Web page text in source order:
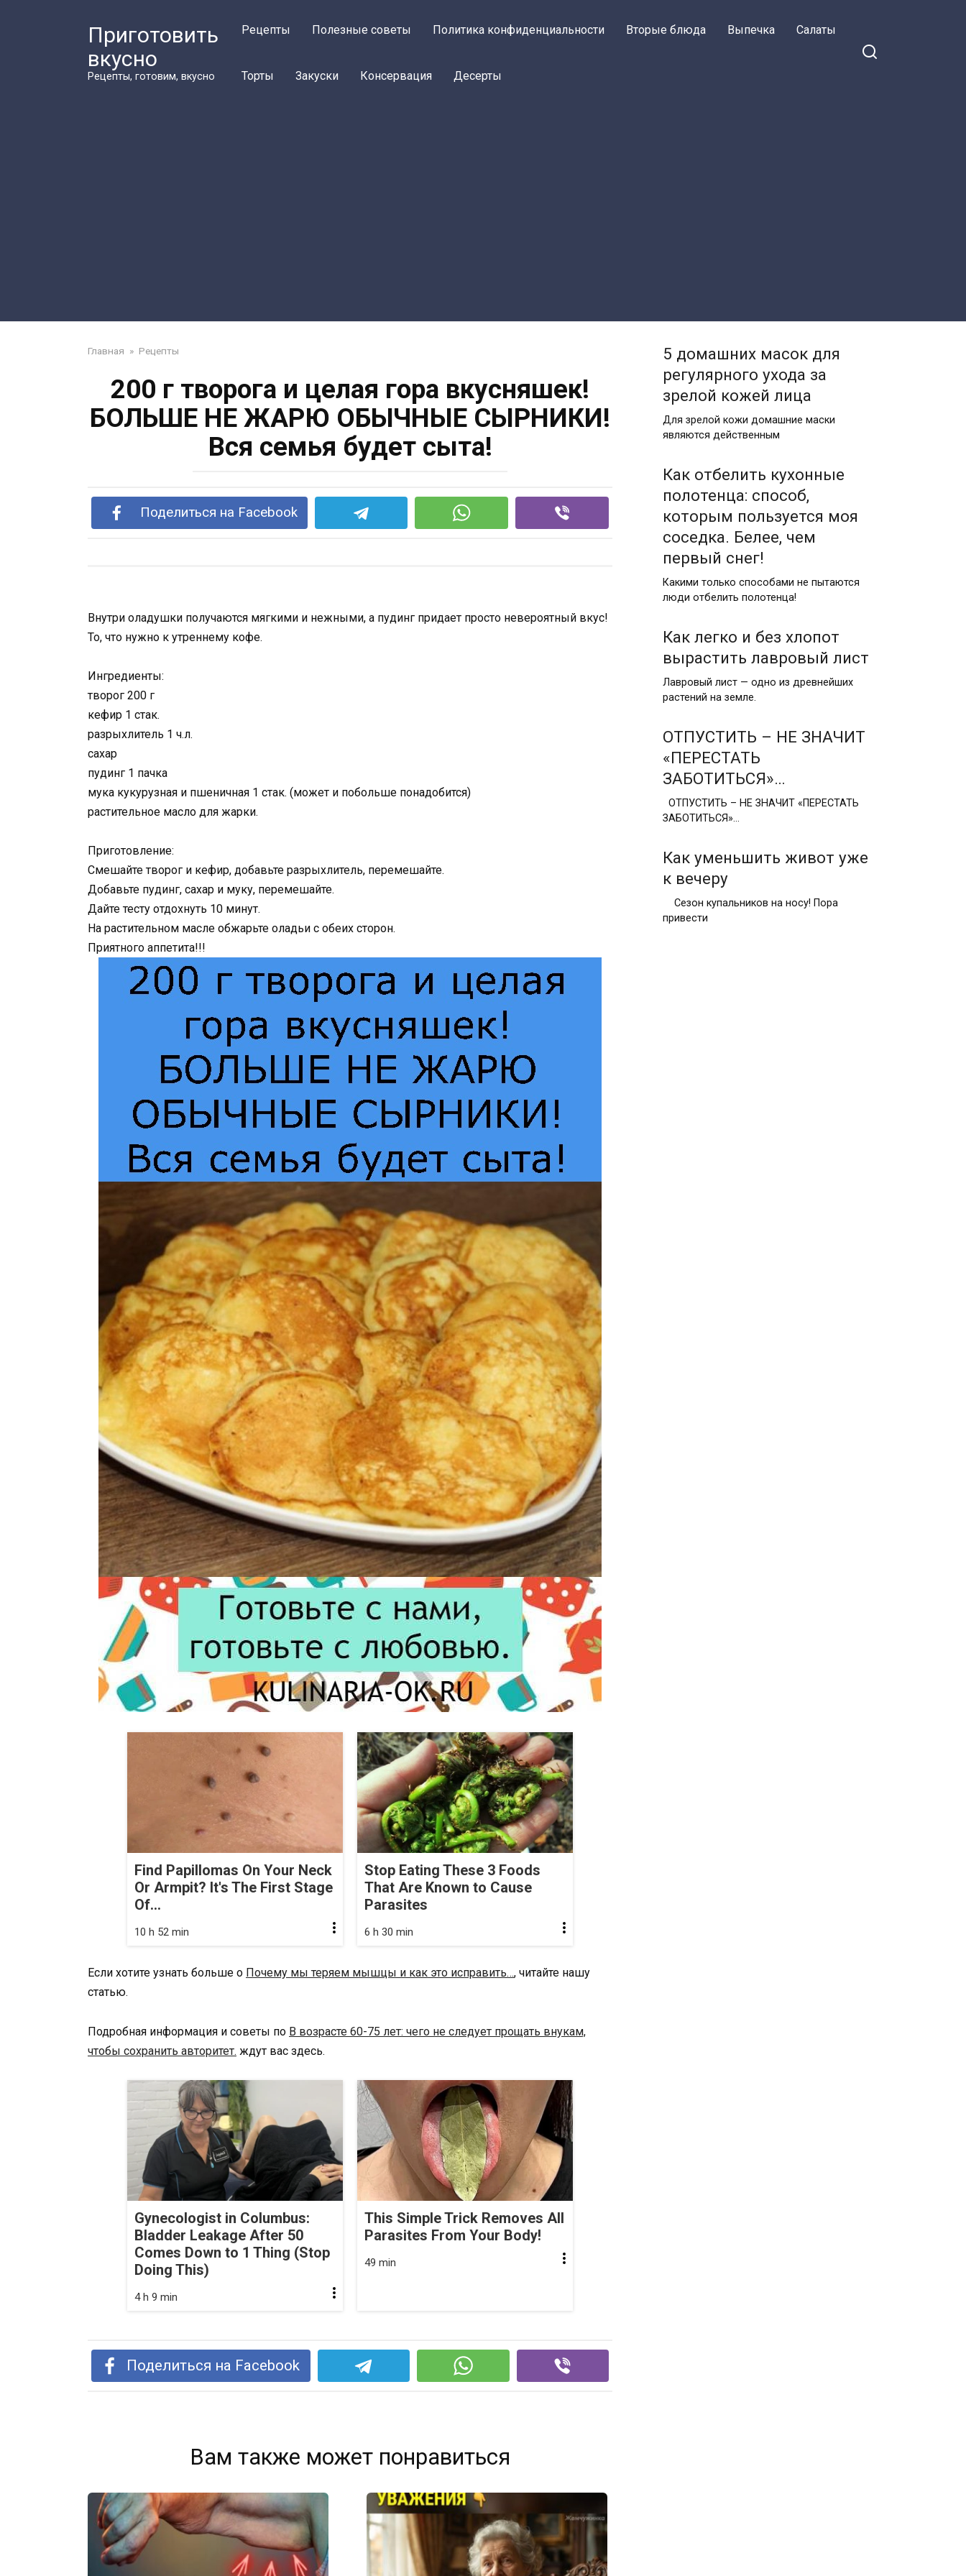
Приготовить
вкусно
Рецепты, готовим, вкусно
Рецепты Полезные советы Политика конфиденциальности Вторые блюда Выпечка Салаты
Торты Закуски Консервация Десерты
Главная » Рецепты
200 г творога и целая гора вкусняшек!
БОЛЬШЕ НЕ ЖАРЮ ОБЫЧНЫЕ СЫРНИКИ!
Вся семья будет сыта!
Поделиться на Facebook
Внутри оладушки получаются мягкими и нежными, а пудинг придает просто невероятный вкус!
То, что нужно к утреннему кофе.
Ингредиенты:
творог 200 г
кефир 1 стак.
разрыхлитель 1 ч.л.
сахар
пудинг 1 пачка
мука кукурузная и пшеничная 1 стак. (может и побольше понадобится)
растительное масло для жарки.
Приготовление:
Смешайте творог и кефир, добавьте разрыхлитель, перемешайте.
Добавьте пудинг, сахар и муку, перемешайте.
Дайте тесту отдохнуть 10 минут.
На растительном масле обжарьте оладьи с обеих сторон.
Приятного аппетита!!!
Find Papillomas On Your Neck
Or Armpit? It's The First Stage
Of...
10 h 52 min
Stop Eating These 3 Foods
That Are Known to Cause
Parasites
6 h 30 min
Если хотите узнать больше о Почему мы теряем мышцы и как это исправить…, читайте нашу
статью.
Подробная информация и советы по В возрасте 60-75 лет: чего не следует прощать внукам,
чтобы сохранить авторитет. ждут вас здесь.
Gynecologist in Columbus:
Bladder Leakage After 50
Comes Down to 1 Thing (Stop
Doing This)
4 h 9 min
This Simple Trick Removes All
Parasites From Your Body!
49 min
Поделиться на Facebook
Вам также может понравиться
5 домашних масок для
регулярного ухода за
зрелой кожей лица
Для зрелой кожи домашние маски
являются действенным
Как отбелить кухонные
полотенца: способ,
которым пользуется моя
соседка. Белее, чем
первый снег!
Какими только способами не пытаются
люди отбелить полотенца!
Как легко и без хлопот
вырастить лавровый лист
Лавровый лист — одно из древнейших
растений на земле.
ОТПУСТИТЬ – НЕ ЗНАЧИТ
«ПЕРЕСТАТЬ
ЗАБОТИТЬСЯ»…
ОТПУСТИТЬ – НЕ ЗНАЧИТ «ПЕРЕСТАТЬ
ЗАБОТИТЬСЯ»…
Как уменьшить живот уже
к вечеру
Сезон купальников на носу! Пора
привести